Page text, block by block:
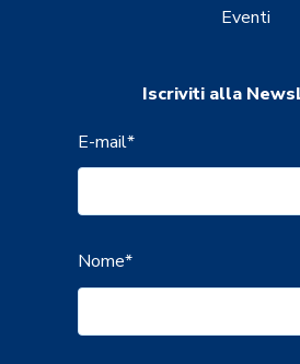
Eventi
Iscriviti alla
E-mail*
Nome*